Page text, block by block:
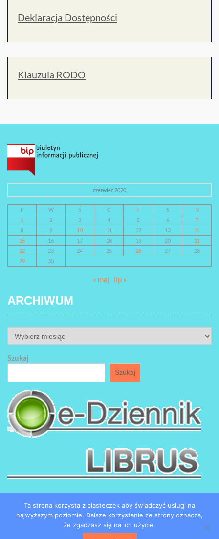
Deklaracja Dostępności
Klauzula RODO
czerwiec 2020
P W Ś C P S
N
1
2 3 4 5 6
7
8
9 10 11 12 13
14
15
16 17 18 19 20
21
22
23 24 25 26 27
28
29
30
« maj lip »
ARCHIWUM
ARCHIWUM
Szukaj
Szukaj
Copyright by SP184 w Łodzi
Ta strona korzysta z ciasteczek aby świadczyć usługi na
najwyższym poziomie. Dalsze korzystanie ze strony oznacza,
że zgadzasz się na ich użycie.